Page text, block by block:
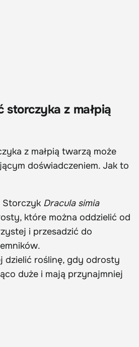
storczyka z małpią
z małpią twarzą może
doświadczeniem. Jak to
Storczyk Dracula simia
które można oddzielić od
i przesadzić do
dzielić roślinę, gdy odrosty
duże i mają przynajmniej